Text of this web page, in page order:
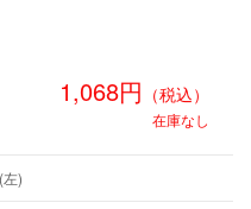
1,068円 （税込）
在庫なし
)